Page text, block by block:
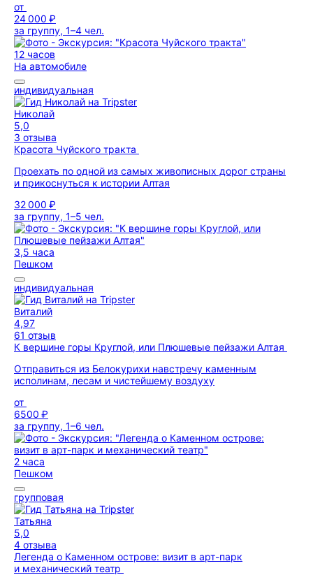
от
24 000 ₽
за группу, 1–4 чел.
12 часов
На автомобиле
индивидуальная
Николай
5,0
3 отзыва
Красота Чуйского тракта
Проехать по одной из самых живописных дорог страны
и прикоснуться к истории Алтая
32 000 ₽
за группу, 1–5 чел.
3,5 часа
Пешком
индивидуальная
Виталий
4,97
61 отзыв
К вершине горы Круглой, или Плюшевые пейзажи Алтая
Отправиться из Белокурихи навстречу каменным
исполинам, лесам и чистейшему воздуху
от
6500 ₽
за группу, 1–6 чел.
2 часа
Пешком
групповая
Татьяна
5,0
4 отзыва
Легенда о Каменном острове: визит в арт-парк
и механический театр